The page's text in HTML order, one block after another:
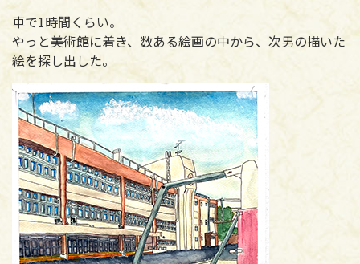
車で1時間くらい。
やっと美術館に着き、数ある絵画の中から、次男の描いた
絵を探し出した。